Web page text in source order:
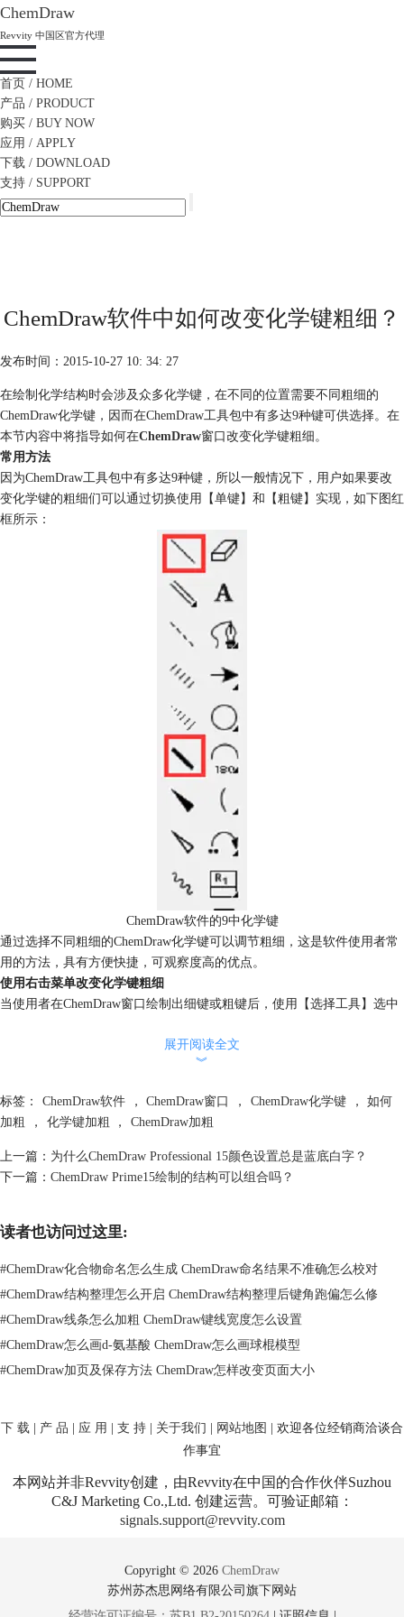
ChemDraw
Revvity 中国区官方代理
首页 / HOME
产品 / PRODUCT
购买 / BUY NOW
应用 / APPLY
下载 / DOWNLOAD
支持 / SUPPORT
ChemDraw软件中如何改变化学键粗细？
发布时间：2015-10-27 10: 34: 27
在绘制化学结构时会涉及众多化学键，在不同的位置需要不同粗细的
ChemDraw化学键，因而在ChemDraw工具包中有多达9种键可供选择。在
本节内容中将指导如何在ChemDraw窗口改变化学键粗细。
常用方法
因为ChemDraw工具包中有多达9种键，所以一般情况下，用户如果要改
变化学键的粗细们可以通过切换使用【单键】和【粗键】实现，如下图红
框所示：
ChemDraw软件的9中化学键
通过选择不同粗细的ChemDraw化学键可以调节粗细，这是软件使用者常
用的方法，具有方便快捷，可观察度高的优点。
使用右击菜单改变化学键粗细
当使用者在ChemDraw窗口绘制出细键或粗键后，使用【选择工具】选中
键，右击选择Single->Plain，如下图所示：
温馨提示：在ChemDraw窗口上方的编辑命令中的加粗、斜体等工具并不
可用于改变化学键粗细，而是用于更改原子符号的字体和尺寸，如下图所
示：
ChemDraw窗口原子符号编辑栏
单，但是要注意在ChemDraw软件使用注意点。如果想了解更多关于
ChemDraw窗口绘制化学结构的内容请点击ChemDraw Pro中如何改变键的
展开阅读全文
︾
标签： ChemDraw软件 ， ChemDraw窗口 ， ChemDraw化学键 ，
如何
加粗
， 化学键加粗 ， ChemDraw加粗
上一篇： 为什么ChemDraw Professional 15颜色设置总是蓝底白字？
下一篇： ChemDraw Prime15绘制的结构可以组合吗？
读者也访问过这里:
#ChemDraw化合物命名怎么生成 ChemDraw命名结果不准确怎么校对
#ChemDraw结构整理怎么开启 ChemDraw结构整理后键角跑偏怎么修
#ChemDraw线条怎么加粗 ChemDraw键线宽度怎么设置
#ChemDraw怎么画d-氨基酸 ChemDraw怎么画球棍模型
#ChemDraw加页及保存方法 ChemDraw怎样改变页面大小
下 载 产 品 应 用 支 持 关于我们 网站地图
| 欢迎各位经销商洽谈合
作事宜
本网站并非Revvity创建，由Revvity在中国的合作伙伴Suzhou
C&J Marketing Co.,Ltd. 创建运营。可验证邮箱：
signals.support@revvity.com
Copyright © 2026 ChemDraw
苏州苏杰思网络有限公司旗下网站